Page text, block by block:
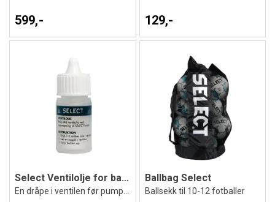
599,- 129,-
Select Ventilolje for baller 10 ml Ballbag Select
Ballsekk til 10-12 fotballer